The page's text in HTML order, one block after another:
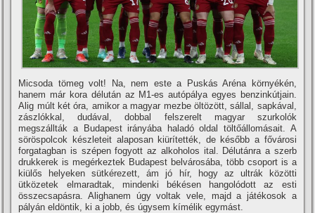
Micsoda tömeg volt! Na, nem este a Puskás Aréna környékén,
hanem már kora délután az M1-es autópálya egyes benzinkútjain.
Alig múlt két óra, amikor a magyar mezbe öltözött, sállal, sapkával,
zászlókkal, dudával, dobbal felszerelt magyar szurkolók
megszállták a Budapest irányába haladó oldal töltőállomásait. A
söröspolcok készleteit alaposan kiürítették, de később a fővárosi
forgatagban is szépen fogyott az alkoholos ital. Délutánra a szerb
drukkerek is megérkeztek Budapest belvárosába, több csoport is a
kiülős helyeken sütkérezett, ám jó hír, hogy az ultrák közötti
ütközetek elmaradtak, mindenki békésen hangolódott az esti
összecsapásra. Alighanem úgy voltak vele, majd a játékosok a
pályán eldöntik, ki a jobb, és úgysem kímélik egymást.